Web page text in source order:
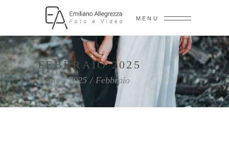
MENU
FEBBRAIO 2025
Home/2025/Febbraio